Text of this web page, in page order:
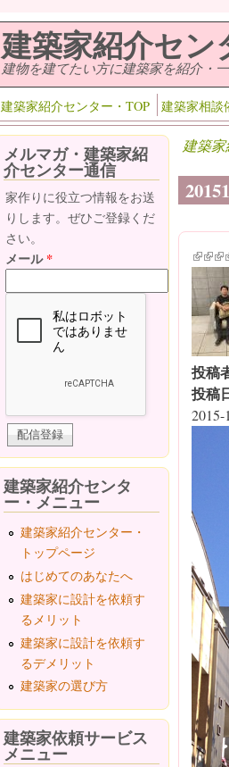
建築家紹介セン
建物を建てたい方に建築家を紹介・
建築家紹介センター・TOP 建築家相談
建築
(link is
(link
投稿
投稿
2015-
メルマガ・建築家紹
介センター通信
家作りに役立つ情報をお送
りします。ぜひご登録くだ
さい。
メール*
建築家紹介センタ
ー・メニュー
建築家紹介センター・
トップページ
はじめてのあなたへ
建築家に設計を依頼す
るメリット
建築家に設計を依頼す
るデメリット
建築家の選び方
建築家依頼サービス
メニュー